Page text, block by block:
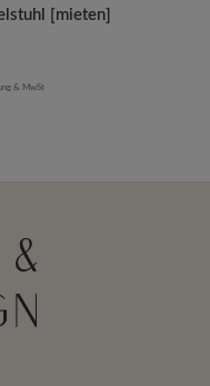
[mieten]
& MwSt